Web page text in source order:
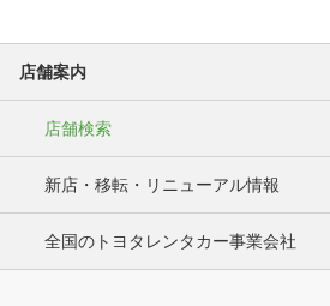
店舗案内
店舗検索
新店・移転・リニューアル情報
全国のトヨタレンタカー事業会社